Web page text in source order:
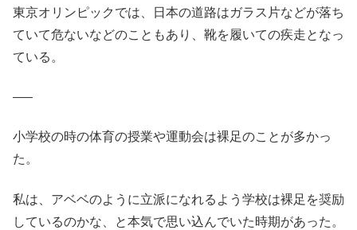
東京オリンピックでは、日本の道路はガラス片などが落ち
ていて危ないなどのこともあり、靴を履いての疾走となっ
ている。
—–
小学校の時の体育の授業や運動会は裸足のことが多かっ
た。
私は、アベベのように立派になれるよう学校は裸足を奨励
しているのかな、と本気で思い込んでいた時期があった。